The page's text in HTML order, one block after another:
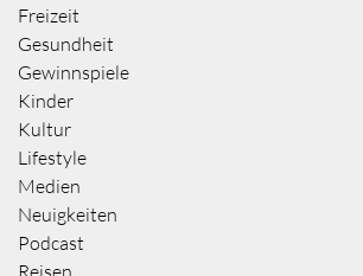
Freizeit
Gesundheit
Gewinnspiele
Kinder
Kultur
Lifestyle
Medien
Neuigkeiten
Podcast
Reisen